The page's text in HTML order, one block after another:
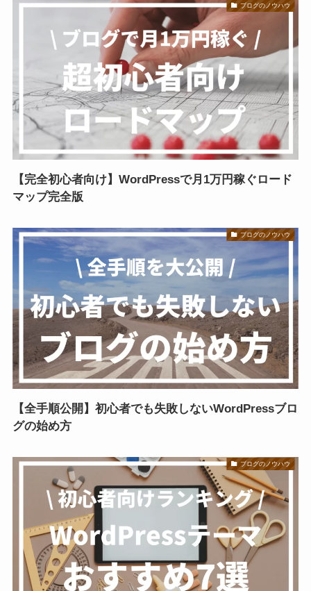
ブログのノウハウ
【完全初心者向け】WordPressで月1万円稼ぐロード
マップ完全版
ブログのノウハウ
【全手順公開】初心者でも失敗しないWordPressブロ
グの始め方
ブログのノウハウ